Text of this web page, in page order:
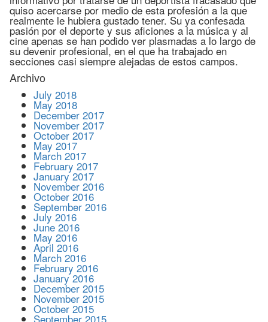
quiso acercarse por medio de esta profesión a la que
realmente le hubiera gustado tener. Su ya confesada
pasión por el deporte y sus aficiones a la música y al
cine apenas se han podido ver plasmadas a lo largo de
su devenir profesional, en el que ha trabajado en
secciones casi siempre alejadas de estos campos.
Archivo
July 2018
May 2018
December 2017
November 2017
October 2017
May 2017
March 2017
February 2017
January 2017
November 2016
October 2016
September 2016
July 2016
June 2016
May 2016
April 2016
March 2016
February 2016
January 2016
December 2015
November 2015
October 2015
September 2015